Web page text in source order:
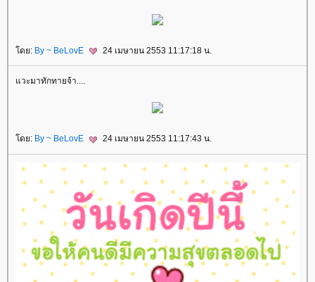
โดย: By ~ BeLovE 24 เมษายน 2553 11:17:18 น.
แวะมาทักทายจ้า....
โดย: By ~ BeLovE 24 เมษายน 2553 11:17:43 น.